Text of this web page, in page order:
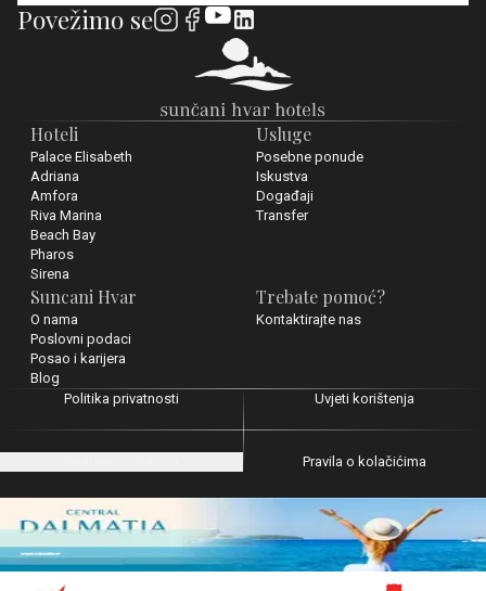
Hoteli
Palace Elisabeth
Adriana
Amfora
Riva Marina
Beach Bay
Pharos
Sirena
Usluge
Posebne ponude
Iskustva
Događaji
Transfer
Suncani Hvar
O nama
Poslovni podaci
Posao i karijera
Blog
Trebate pomoć?
Kontaktirajte nas
Povežimo se
Politika privatnosti Uvjeti korištenja
Pravila o kolačićima